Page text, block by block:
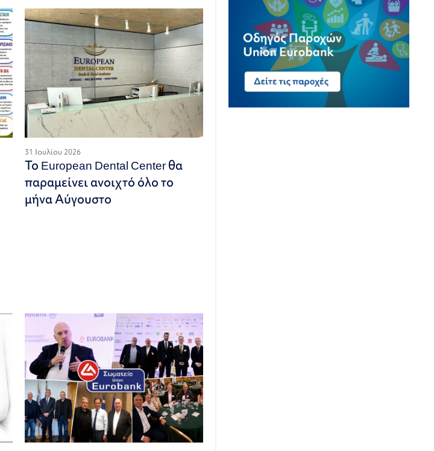
31 Ιουλίου 2026
Το European Dental Center θα
παραμείνει ανοιχτό όλο το
μήνα Αύγουστο